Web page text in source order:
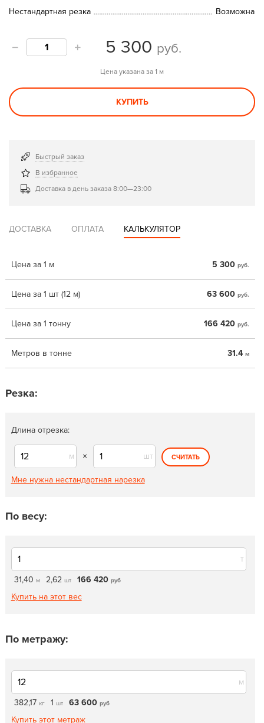
Нестандартная резка
Возможна
5 300 руб.
Цена указана за 1 м
КУПИТЬ
Быстрый заказ
В избранное
Доставка в день заказа 8:00—23:00
ДОСТАВКА ОПЛАТА КАЛЬКУЛЯТОР
Цена за 1 м 5 300 руб.
Цена за 1 шт (12 м) 63 600 руб.
Цена за 1 тонну 166 420 руб.
Метров в тонне 31.4 м
Резка:
Длина отрезка:
м × шт СЧИТАТЬ
Мне нужна нестандартная нарезка
По весу:
т
31,40 м 2,62 шт 166 420 руб
Купить на этот вес
По метражу:
м
382,17 кг 1 шт 63 600 руб
Купить этот метраж